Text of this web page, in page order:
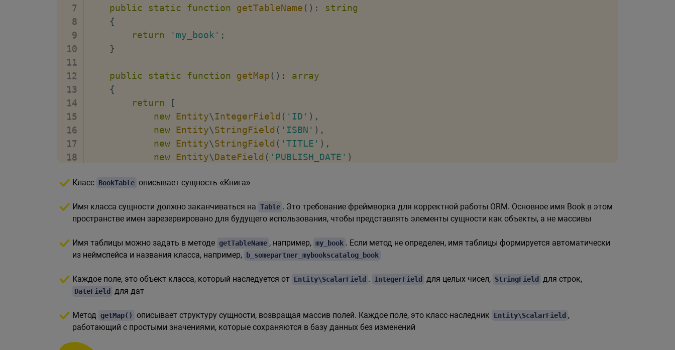
public
static function getTableName ( ) :
string
{
return
'my_book' ;
}
public static function getMap ( ) :
array
{
return
[
new Entity\IntegerField ( 'ID' ) ,
new Entity\StringField ( 'ISBN' ) ,
new Entity\StringField ( 'TITLE' ) ,
new Entity\DateField ( 'PUBLISH_DATE' )
}
Класс BookTable описывает сущность «Книга»
Имя класса сущности должно заканчиваться на Table . Это требование фреймворка для корректной работы ORM. Основное имя Book в этом
пространстве имен зарезервировано для будущего использования, чтобы представлять элементы сущности как объекты, а не массивы
Имя таблицы можно задать в методе getTableName , например, my_book . Если метод не определен, имя таблицы формируется автоматически
из неймспейса и названия класса, например,
b_somepartner_mybookscatalog_book
Каждое поле, это объект класса, который наследуется от Entity\ScalarField . IntegerField для целых чисел, StringField для строк,
DateField для дат
Метод getMap() описывает структуру сущности, возвращая массив полей. Каждое поле, это класс-наследник Entity\ScalarField ,
работающий с простыми значениями, которые сохраняются в базу данных без изменений